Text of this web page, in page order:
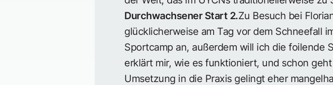
Durchwachsener Start 2.Zu Besuch bei
glücklicherweise am Tag vor dem Schneefall
Sportcamp an, außerdem will ich die foilende
erklärt mir, wie es funktioniert, und schon
Umsetzung in die Praxis gelingt eher